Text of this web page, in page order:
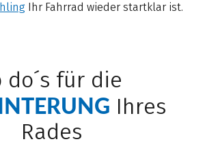
Ihr Fahrrad wieder startklar ist.
do´s für die
Ihres
Rades